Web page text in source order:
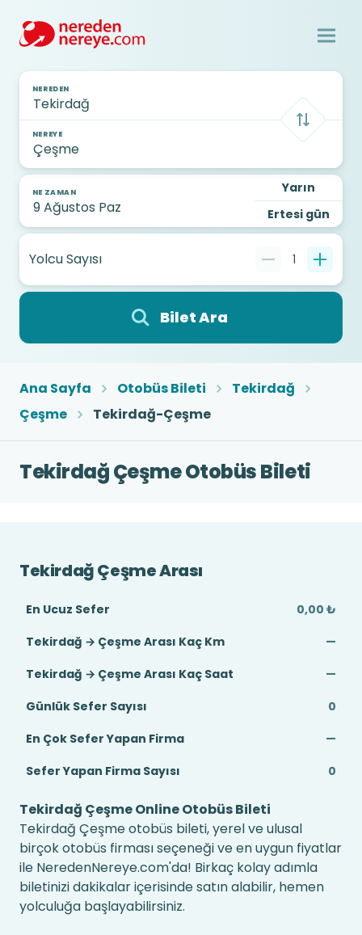
NEREDEN
NEREYE
NE ZAMAN
Yarın
Ertesi gün
Yolcu Sayısı 1
Bilet Ara
Ana Sayfa Otobüs Bileti
Tekirdağ
Çeşme
Tekirdağ-Çeşme
Tekirdağ Çeşme Otobüs Bileti
Tekirdağ Çeşme Arası
En Ucuz Sefer
0,00 ₺
Tekirdağ → Çeşme Arası Kaç Km
—
Tekirdağ → Çeşme Arası Kaç Saat
—
Günlük Sefer Sayısı
0
En Çok Sefer Yapan Firma
—
Sefer Yapan Firma Sayısı
0
Tekirdağ Çeşme Online Otobüs Bileti
Tekirdağ Çeşme otobüs bileti, yerel ve ulusal
birçok otobüs firması seçeneği ve en uygun fiyatlar
ile NeredenNereye.com'da! Birkaç kolay adımla
biletinizi dakikalar içerisinde satın alabilir, hemen
yolculuğa başlayabilirsiniz.